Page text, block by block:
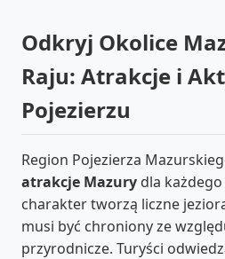
Odkryj Okolice
Raju: Atrakcje i
Pojezierzu
Region Pojezierza
atrakcje Mazury dla
charakter tworzą liczne
musi być chroniony ze
przyrodnicze. Turyści